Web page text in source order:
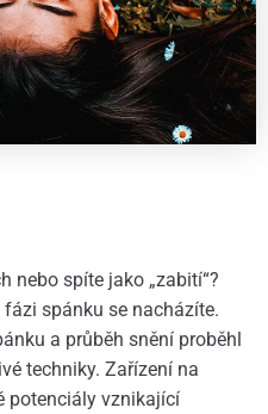
nebo spíte jako „zabití“?
spánku se nacházíte.
a průběh snění proběhl
techniky. Zařízení na
potenciály vznikající